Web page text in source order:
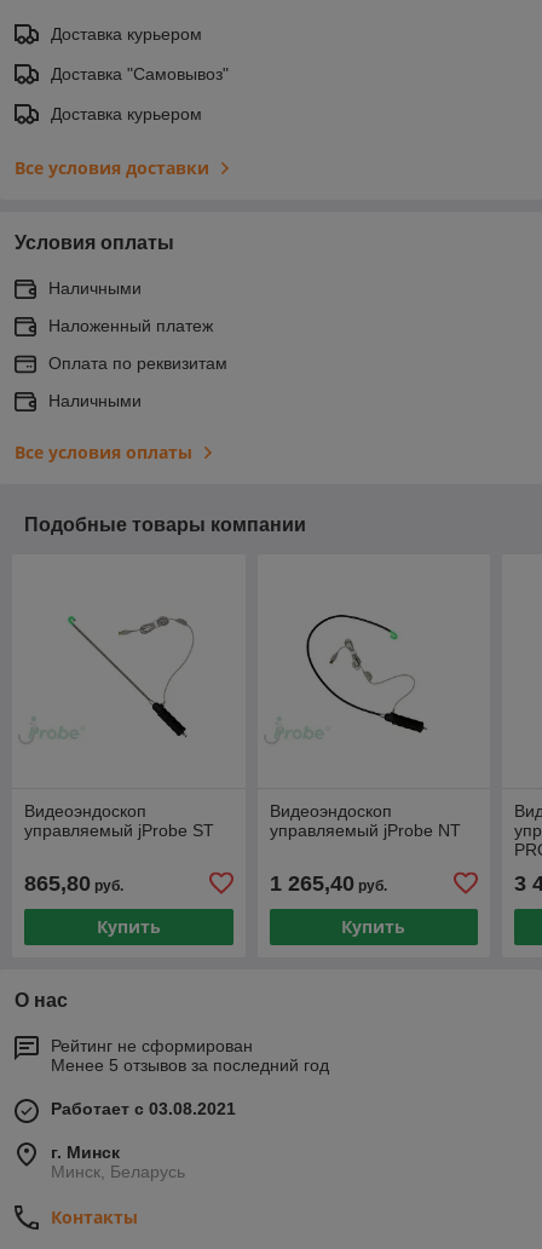
Доставка курьером
Доставка "Самовывоз"
Доставка курьером
Все условия доставки
Условия оплаты
Наличными
Наложенный платеж
Оплата по реквизитам
Наличными
Все условия оплаты
Подобные товары компании
Видеоэндоскоп
управляемый jProbe ST
865,80 руб.
Купить
Видеоэндоскоп
управляемый jProbe NT
1 265,40руб.
Купить
3
О нас
Рейтинг не сформирован
Менее 5 отзывов за последний год
Работает с 03.08.2021
г. Минск
Минск, Беларусь
Контакты